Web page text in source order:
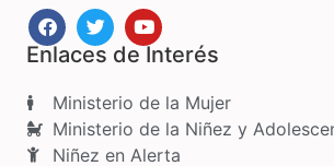
Enlaces de Interés
Ministerio de la Mujer
Ministerio de la Niñez y
Niñez en Alerta